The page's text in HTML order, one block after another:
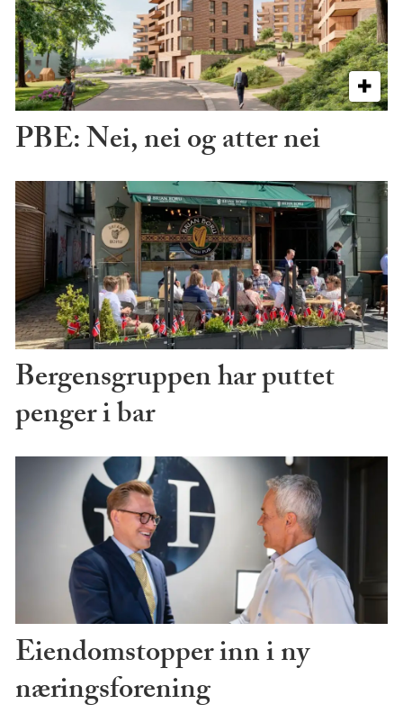
PBE: Nei, nei og atter nei
Bergensgruppen har puttet
penger i bar
Eiendomstopper inn i ny
næringsforening